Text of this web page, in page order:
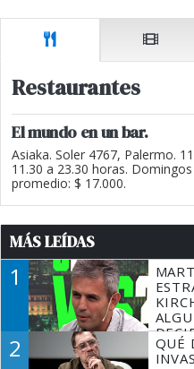
Restaurantes
El mundo en un bar.
Asiaka. Soler 4767, Palermo.
11.30 a 23.30 horas.
promedio: $ 17.000.
MÁS LEÍDAS
1
2
QUÉ